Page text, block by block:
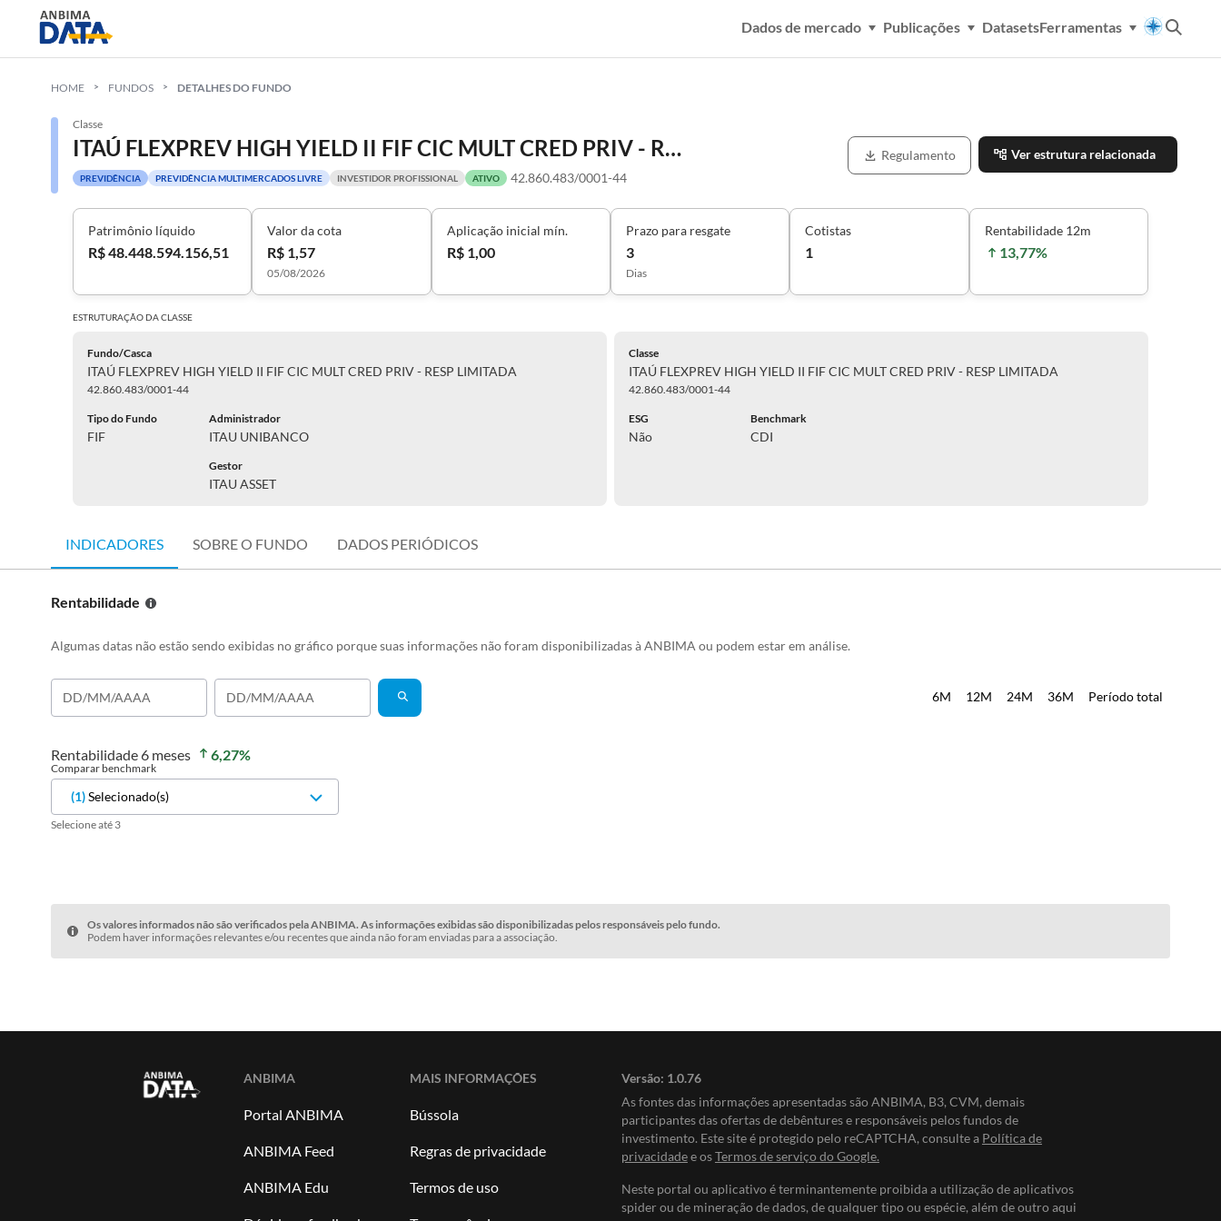
Dados de mercado Publicações DatasetsFerramentas
HOME FUNDOS DETALHES DO FUNDO
Classe
ITAÚ FLEXPREV HIGH YIELD II FIF CIC MULT CRED PRIV - RESP LIMITADA
PREVIDÊNCIA PREVIDÊNCIA MULTIMERCADOS LIVRE INVESTIDOR PROFISSIONAL ATIVO 42.860.483/0001-44
Regulamento Ver estrutura relacionada
Patrimônio líquido
R$ 48.448.594.156,51
Valor da cota
R$ 1,57
05/08/2026
Aplicação inicial mín.
R$ 1,00
Prazo para resgate
3
Dias
Cotistas
1
Rentabilidade 12m
13,77%
ESTRUTURAÇÃO DACLASSE
Fundo/Casca
ITAÚ FLEXPREV HIGH YIELD II FIF CIC MULT CRED PRIV - RESP LIMITADA
42.860.483/0001-44
Tipo do Fundo
FIF
Administrador
ITAU UNIBANCO
Gestor
ITAU ASSET
Classe
ITAÚ FLEXPREV HIGH YIELD II FIF CIC MULT CRED PRIV - RESP LIMITADA
42.860.483/0001-44
ESG
Não
Benchmark
CDI
INDICADORES SOBRE O FUNDO DADOS PERIÓDICOS
Rentabilidade
Algumas datas não estão sendo exibidas no gráfico porque suas informações não foram disponibilizadas à ANBIMA ou podem estar em análise.
6M 12M 24M 36M Período total
Rentabilidade 6 meses 6,27%
Comparar benchmark
(1)Selecionado(s)
Selecione até 3
Os valores informados não são verificados pela ANBIMA. As informações exibidas são disponibilizadas pelos responsáveis pelo fundo.
Podem haver informações relevantes e/ou recentes que ainda não foram enviadas para a associação.
ANBIMA
Portal ANBIMA
ANBIMA Feed
ANBIMA Edu
MAIS INFORMAÇÕES
Bússola
Regras de privacidade
Termos de uso
Versão: 1.0.76
As fontes das informações apresentadas são ANBIMA, B3, CVM, demais
participantes das ofertas de debêntures e responsáveis pelos fundos de
investimento. Este site é protegido pelo reCAPTCHA, consulte a Política de
privacidadee osTermos de serviço do Google.
Neste portal ou aplicativo é terminantemente proibida a utilização de aplicativos
spider ou de mineração de dados, de qualquer tipo ou espécie, além de outro aqui